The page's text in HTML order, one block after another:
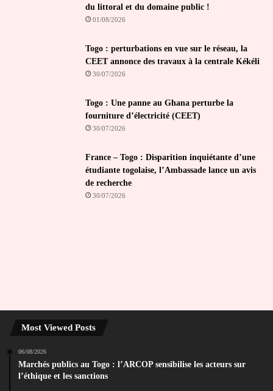
du littoral et du domaine public !
01/08/2026
Togo : perturbations en vue sur le réseau, la
CEET annonce des travaux à la centrale Kékéli
30/07/2026
Togo : Une panne au Ghana perturbe la
fourniture d’électricité (CEET)
30/07/2026
France – Togo : Disparition inquiétante d’une
étudiante togolaise, l’Ambassade lance un avis
de recherche
30/07/2026
Most Viewed Posts
06/08/2026
Marchés publics au Togo : l’ARCOP sensibilise les acteurs sur
l’éthique et les sanctions